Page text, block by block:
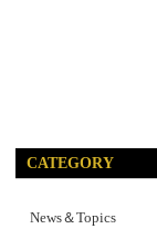
CATEGORY
News＆Topics